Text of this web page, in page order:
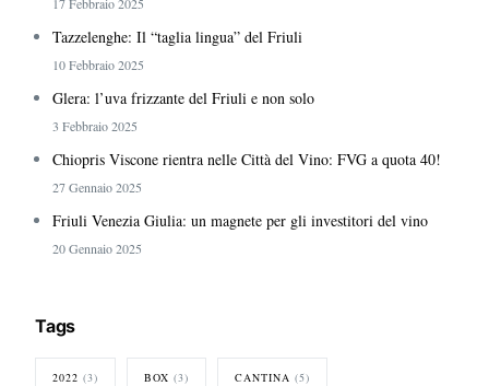
17 Febbraio 2025
Tazzelenghe: Il “taglia lingua” del Friuli
10 Febbraio 2025
Glera: l’uva frizzante del Friuli e non solo
3 Febbraio 2025
Chiopris Viscone rientra nelle Città del Vino: FVG a quota 40!
27 Gennaio 2025
Friuli Venezia Giulia: un magnete per gli investitori del vino
20 Gennaio 2025
Tags
2022 (3) BOX (3) CANTINA (5)